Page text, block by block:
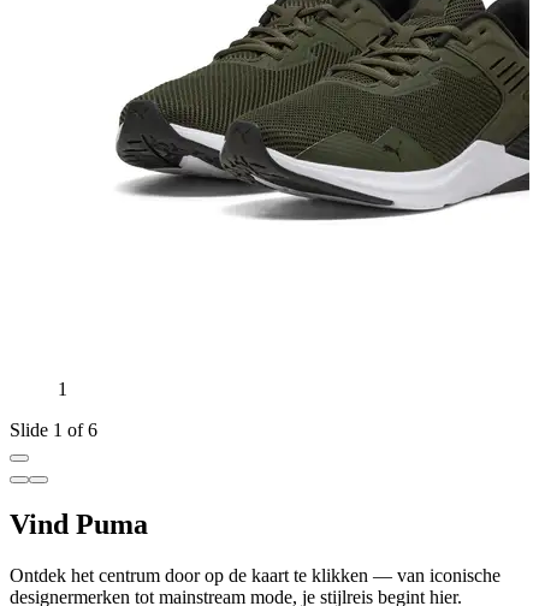
1
Slide 1 of 6
Vind Puma
Ontdek het centrum door op de kaart te klikken — van iconische
designermerken tot mainstream mode, je stijlreis begint hier.